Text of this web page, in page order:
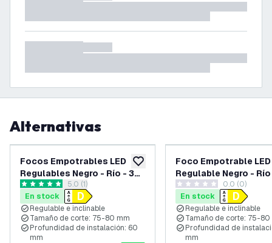
Alternativas
añadir a lista de deseos
Focos Empotrables LED
Regulables Negro - Río - 3W
- 4000K - ø85mm - 6 Pack
abrir el panel de reseñas
5 estrellas de puntuación
5.0 (1)
En stock
Regulable e inclinable
Tamaño de corte: 75-80 mm
Profundidad de instalación: 60
mm
Foco Empotrable LED
Regulable Negro -
4000K - ø85mm
0 estrellas de puntuación
0.0 (0)
En stock
Regulable e inclinable
Tamaño de corte: 75-80
Profundidad de
mm